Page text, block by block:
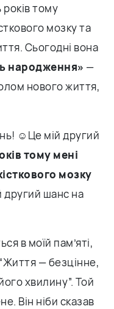
років тому
мозку та
Сьогодні вона
народження» —
нового життя,
☺️Це мій другий
тому мені
мозку
другий шанс на
в моїй пам’яті,
— безцінне,
хвилину”. Той
Він ніби сказав